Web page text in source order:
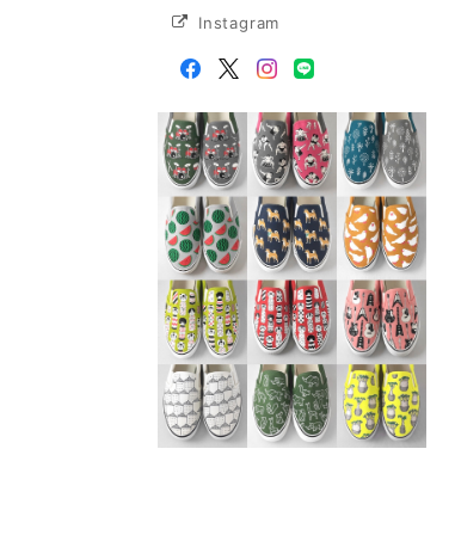
Instagram